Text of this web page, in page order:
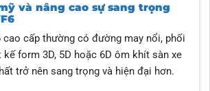
và nâng cao sự sang trọng
cao cấp thường có đường may nổi, phối
form 3D, 5D hoặc 6D ôm khít sàn xe
trở nên sang trọng và hiện đại hơn.